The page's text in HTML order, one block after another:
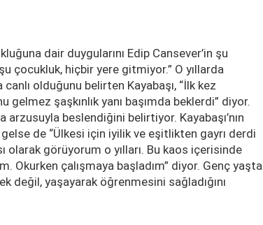
dair duygularını Edip Cansever’in şu
çocukluk, hiçbir yere gitmiyor.” O yıllarda
olduğunu belirten Kayabaşı, “İlk kez
şaşkınlık yanı başımda beklerdi” diyor.
arzusuyla beslendiğini belirtiyor. Kayabaşı’nın
de “Ülkesi için iyilik ve eşitlikten gayrı derdi
olarak görüyorum o yılları. Bu kaos içerisinde
Okurken çalışmaya başladım” diyor. Genç yaşta
değil, yaşayarak öğrenmesini sağladığını